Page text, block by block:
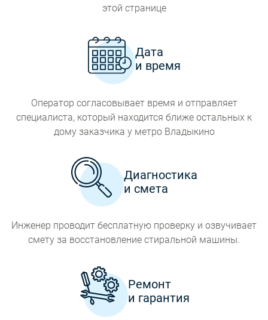
этой странице
Дата
и время
Оператор согласовывает время и отправляет
специалиста, который находится ближе остальных к
дому заказчика у метро Владыкино
Диагностика
и смета
Инженер проводит бесплатную проверку и озвучивает
смету за восстановление стиральной машины.
Ремонт
и гарантия